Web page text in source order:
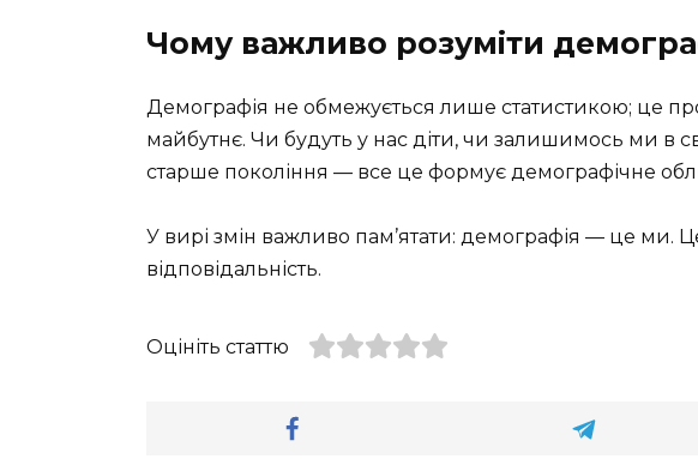
Чому важливо розуміти
Демографія не обмежується лише статистикою; це
майбутнє. Чи будуть у нас діти, чи залишимось ми в
старше покоління — все це формує демографічне
У вирі змін важливо пам’ятати: демографія — це ми.
відповідальність.
Оцініть статтю